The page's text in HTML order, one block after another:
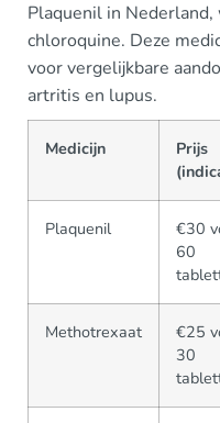
Plaquenil in
chloroquine. Deze
voor vergelijkbare
artritis en lupus.
Medicijn
Prijs
Plaquenil
€30
60
Methotrexaat
€25
30